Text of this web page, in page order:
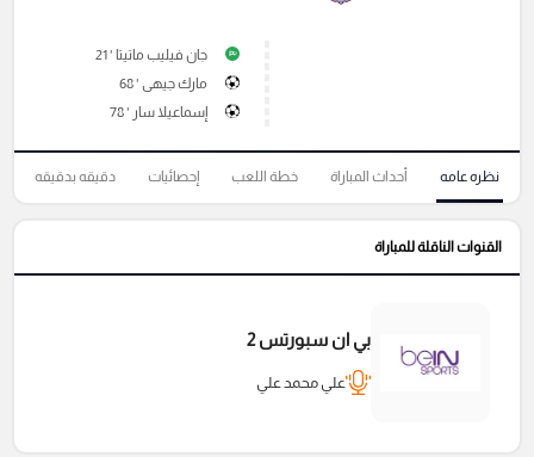
P
جان فيليب ماتيتا ' 21
مارك جيهى ' 68
إسماعيلا سار ' 78
نظره عامه أحداث المباراة خطة اللعب إحصائيات دقيقه بدقيقه
القنوات الناقلة للمباراة
بي ان سبورتس 2
علي محمد علي